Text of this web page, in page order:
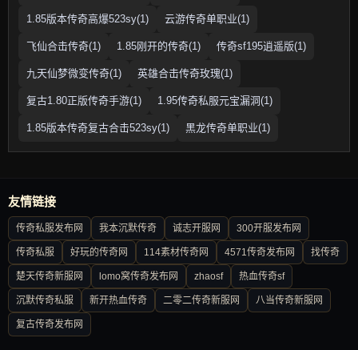
1.85版本传奇高爆523sy(1) 云游传奇单职业(1)
飞仙合击传奇(1) 1.85刚开的传奇(1) 传奇sf195逍遥版(1)
九天仙梦微变传奇(1) 英雄合击传奇玫瑰(1)
复古1.80正版传奇手游(1) 1.95传奇私服元宝漏洞(1)
1.85版本传奇复古合击523sy(1) 黑龙传奇单职业(1)
友情链接
传奇私服发布网 我本沉默传奇 诚志开服网 300开服发布网
传奇私服 好玩的传奇网 114素材传奇网 4571传奇发布网 找传奇
楚天传奇新服网 lomo窝传奇发布网 zhaosf 热血传奇sf
沉默传奇私服 新开热血传奇 二零二传奇新服网 八当传奇新服网
复古传奇发布网